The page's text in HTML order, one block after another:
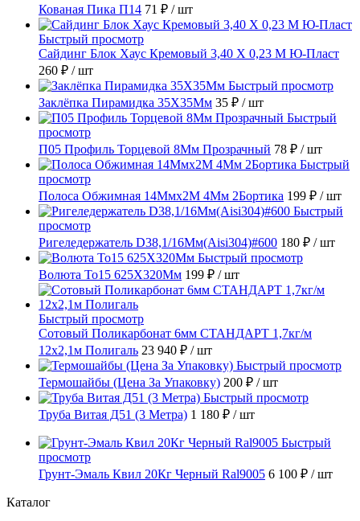
Кованая Пика П14 71 ₽ / шт
Быстрый просмотр
Сайдинг Блок Хаус Кремовый 3,40 Х 0,23 М Ю-Пласт
260 ₽ / шт
Быстрый просмотр
Заклёпка Пирамидка 35X35Мм 35 ₽ / шт
Быстрый
просмотр
П05 Профиль Торцевой 8Мм Прозрачный 78 ₽ / шт
Быстрый
просмотр
Полоса Обжимная 14Ммх2М 4Мм 2Бортика 199 ₽ / шт
Быстрый
просмотр
Ригеледержатель D38,1/16Мм(Aisi304)#600 180 ₽ / шт
Быстрый просмотр
Волюта То15 625X320Мм 199 ₽ / шт
Быстрый просмотр
Сотовый Поликарбонат 6мм СТАНДАРТ 1,7кг/м
12х2,1м Полигаль 23 940 ₽ / шт
Быстрый просмотр
Термошайбы (Цена За Упаковку) 200 ₽ / шт
Быстрый просмотр
Труба Витая Д51 (3 Метра) 1 180 ₽ / шт
Быстрый
просмотр
Грунт-Эмаль Квил 20Кг Черный Ral9005 6 100 ₽ / шт
Каталог